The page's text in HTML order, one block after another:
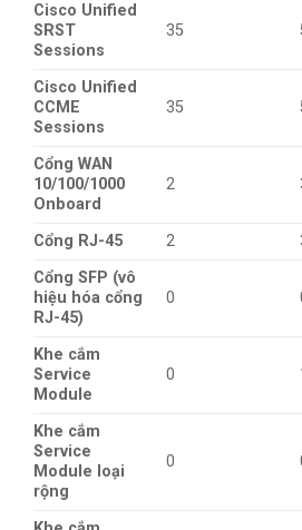
Cisco Unified
SRST
Sessions
35
Cisco Unified
CCME
Sessions
35
Cổng WAN
10/100/1000
Onboard
2
Cổng RJ-45 2
Cổng SFP (vô
hiệu hóa cổng
RJ-45)
0
Khe cắm
Service
Module
0
Khe cắm
Service
Module loại
rộng
0